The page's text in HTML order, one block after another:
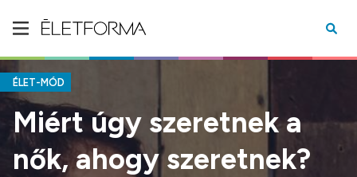
ÉLET-MÓD
Miért úgy szeretnek a
nők, ahogy szeretnek?